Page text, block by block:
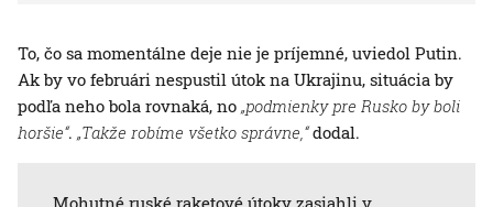
To, čo sa momentálne deje nie je príjemné, uviedol Putin.
Ak by vo februári nespustil útok na Ukrajinu, situácia by
podľa neho bola rovnaká, no „podmienky pre Rusko by boli
horšie“. „Takže robíme všetko správne,“dodal.